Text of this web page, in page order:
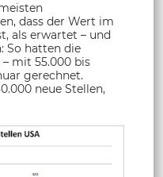
dass der Wert im
als erwartet – und
So hatten die
mit 55.000 bis
gerechnet.
neue Stellen,